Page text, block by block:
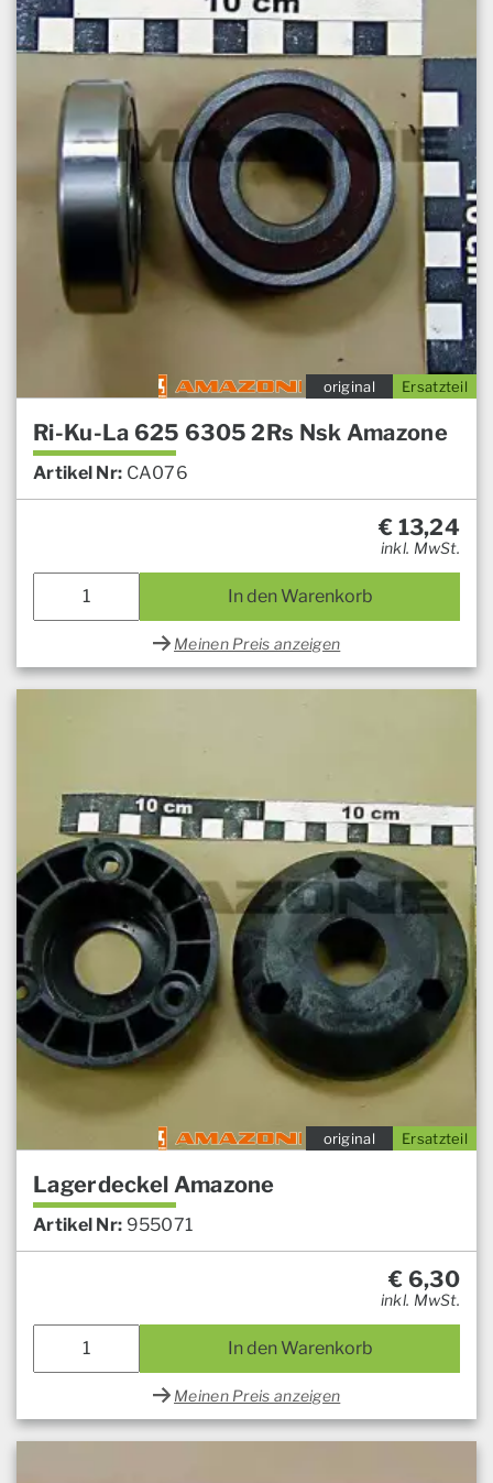
Ersatzteil
original
Ri-Ku-La 625 6305 2Rs Nsk Amazone
Artikel Nr: CA076
€ 13,24
inkl. MwSt.
In den Warenkorb
Meinen Preis anzeigen
Ersatzteil
original
Lagerdeckel Amazone
Artikel Nr: 955071
€ 6,30
inkl. MwSt.
In den Warenkorb
Meinen Preis anzeigen